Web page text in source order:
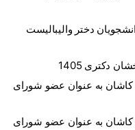
دختر والیبالیست
دکتری 1405
کاشان به عنوان عضو شورای
کاشان به عنوان عضو شورای